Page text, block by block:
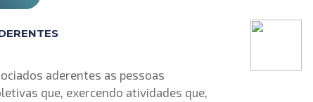
aderentes as pessoas
que, exercendo atividades que,